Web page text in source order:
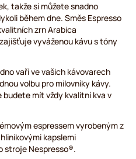
takže si můžete snadno
během dne. Směs Espresso
zrn Arabica
vyváženou kávu s tóny
vaří ve vašich kávovarech
volbu pro milovníky kávy.
mít vždy kvalitní kva v
espressem vyrobeným z
kapslemi
stroje Nespresso®.